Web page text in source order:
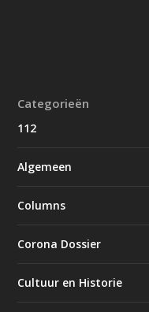
Categorieën
112
Algemeen
Columns
Corona Dossier
Cultuur en Historie